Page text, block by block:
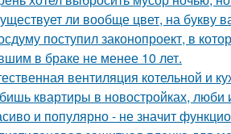
ли вообще цвет, на букву
поступил законопроект, в
в браке не менее 10 лет.
вентиляция котельной и
квартиры в новостройках, люби
и популярно - не значит